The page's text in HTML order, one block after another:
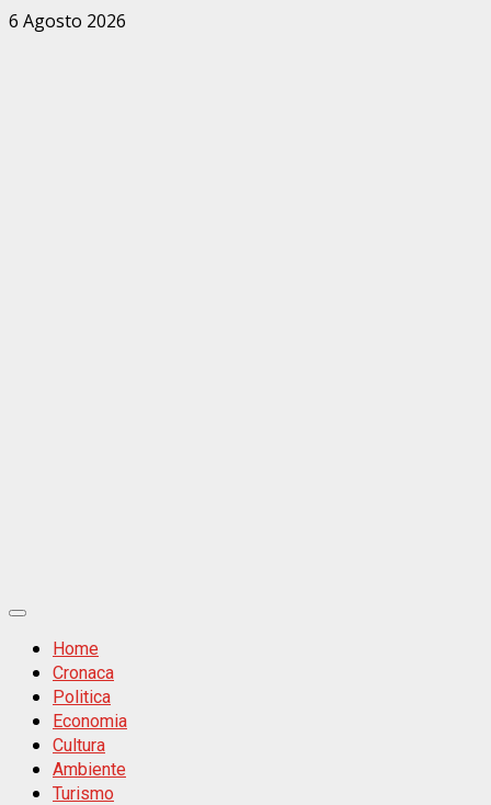
Zum
6 Agosto 2026
Primäres
MenüHome
Cronaca
Politica
Economia
Cultura
Ambiente
Turismo